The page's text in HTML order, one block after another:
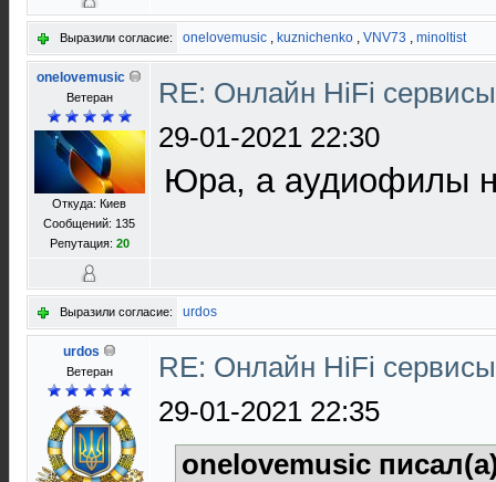
Выразили согласие: onelovemusic , kuznichenko , VNV73 , minoltist
onelovemusic
Ветеран
Откуда: Киев
Сообщений: 135
Репутация: 20
RE: Онлайн HiFi
29-01-2021 22:30
Юра, а аудиофилы
Выразили согласие: urdos
urdos
Ветеран
RE: Онлайн HiFi
29-01-2021 22:35
onelovemusic